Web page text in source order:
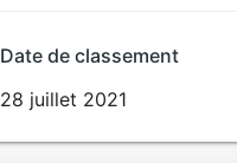
Date de classement
28 juillet 2021